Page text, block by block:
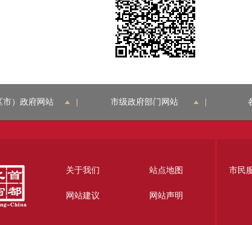
市）政府网站 市级政府部门网站
关于我们 站点地图
网站建议 网站声明
市民